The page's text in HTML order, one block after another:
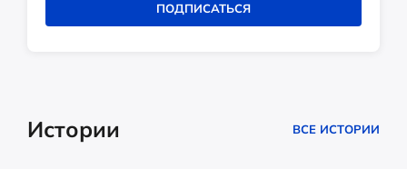
ПОДПИСАТЬСЯ
Истории ВСЕ ИСТОРИИ